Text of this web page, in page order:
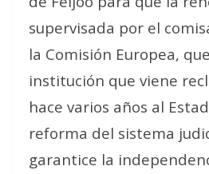
supervisada por el
la Comisión Europea,
institución que viene
hace varios años al
reforma del sistema
garantice la